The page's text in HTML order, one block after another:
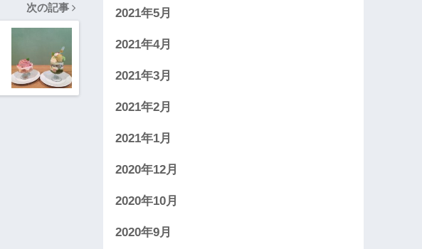
次の記事 2021年5月
2021年4月
2021年3月
2021年2月
2021年1月
2020年12月
2020年10月
2020年9月